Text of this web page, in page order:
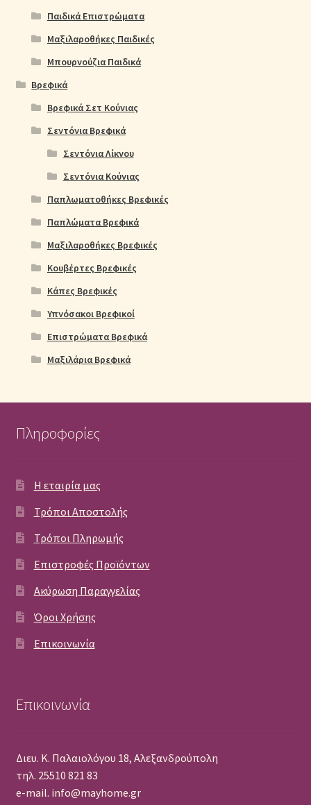
Παιδικά Επιστρώματα
Μαξιλαροθήκες Παιδικές
Μπουρνούζια Παιδικά
Βρεφικά
Βρεφικά Σετ Κούνιας
Σεντόνια Βρεφικά
Σεντόνια Λίκνου
Σεντόνια Κούνιας
Παπλωματοθήκες Βρεφικές
Παπλώματα Βρεφικά
Μαξιλαροθήκες Βρεφικές
Κουβέρτες Βρεφικές
Κάπες Βρεφικές
Υπνόσακοι Βρεφικοί
Επιστρώματα Βρεφικά
Μαξιλάρια Βρεφικά
Πληροφορίες
Η εταιρία μας
Τρόποι Αποστολής
Τρόποι Πληρωμής
Επιστροφές Προϊόντων
Ακύρωση Παραγγελίας
Όροι Χρήσης
Επικοινωνία
Επικοινωνία
Διευ. Κ. Παλαιολόγου 18, Αλεξανδρούπολη
τηλ. 25510 821 83
e-mail. info@mayhome.gr